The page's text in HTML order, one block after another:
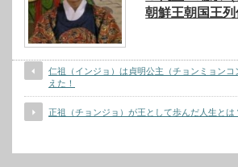
朝鮮王朝国王列
仁祖（インジョ）は貞明公主（チョンミョン
えた！
正祖（チョンジョ）が王として歩んだ人生とは